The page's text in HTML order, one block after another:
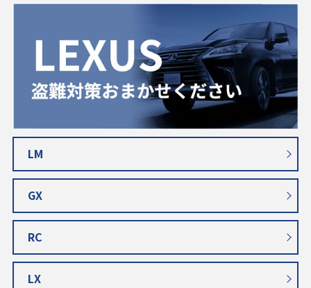
LM
GX
RC
LX